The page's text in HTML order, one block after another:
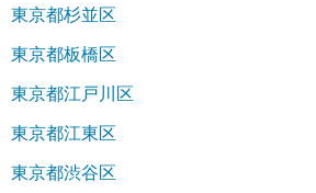
東京都杉並区
東京都板橋区
東京都江戸川区
東京都江東区
東京都渋谷区